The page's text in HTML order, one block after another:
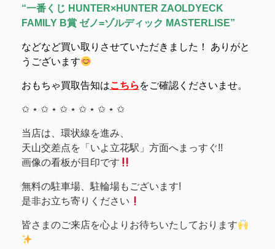
“一番くじ HUNTER×HUNTER ZAOLDYECK
FAMILY B賞 ゼノ=ゾルディック MASTERLISE”
などなど買い取りさせていただきました！ ありがと
うございます
おもちゃ買取告知はこちら をご確認くださいませ。
✩ ⋆ ✩ ⋆ ✩ ⋆ ✩ ⋆ ✩ ⋆ ✩
当店は、環状線を進み、
天山交差点を「いよ立花駅」方面へまっすぐ!!
画像の看板が目印です
無料の駐車場、駐輪場もございます!
是非お立ち寄りください
皆さまのご来店を心よりお待ちいたしております